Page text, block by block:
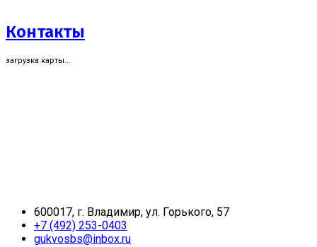
Контакты
загрузка карты...
600017, г. Владимир, ул. Горького, 57
+7 (492) 253-0403
gukvosbs@inbox.ru